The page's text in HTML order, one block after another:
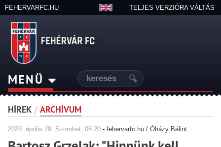
FEHERVARFC.HU TELJES VERZIÓRA VÁLTÁS
MENÜ
HÍREK / ARCHÍVUM
2023. április 29. Szombat, 08:20- fehervarfc.hu / Óházy Bálint